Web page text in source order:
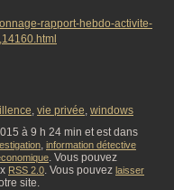
rapport-hebdo-activite-
, vie privée, windows
à 9 h 24 min et est dans
, information détective
. Vous pouvez
RSS 2.0. Vous pouvez laisser
site.